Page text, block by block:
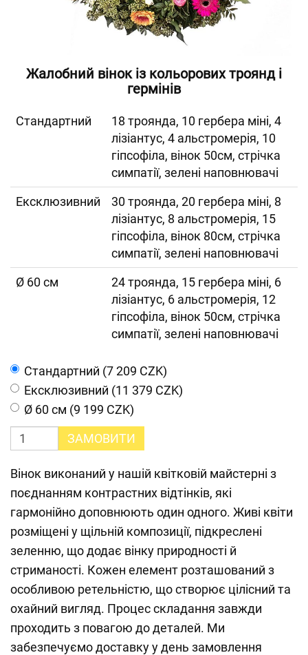
Жалобний вінок із кольорових троянд і
гермінів
Cтандартний
18 троянда, 10 гербера міні, 4
лізіантус, 4 альстромерія, 10
гіпсофіла, вінок 50см, стрічка
симпатії, зелені наповнювачі
Ексклюзивний
30 троянда, 20 гербера міні, 8
лізіантус, 8 альстромерія, 15
гіпсофіла, вінок 80см, стрічка
симпатії, зелені наповнювачі
Ø 60 см
24 троянда, 15 гербера міні, 6
лізіантус, 6 альстромерія, 12
гіпсофіла, вінок 50см, стрічка
симпатії, зелені наповнювачі
Cтандартний (7 209 CZK)
Ексклюзивний (11 379 CZK)
Ø 60 см (9 199 CZK)
ЗАМОВИТИ
Вінок виконаний у нашій квітковій майстерні з
поєднанням контрастних відтінків, які
гармонійно доповнюють один одного. Живі квіти
розміщені у щільній композиції, підкреслені
зеленню, що додає вінку природності й
стриманості. Кожен елемент розташований з
особливою ретельністю, що створює цілісний та
охайний вигляд. Процес складання завжди
проходить з повагою до деталей. Ми
забезпечуємо доставку у день замовлення